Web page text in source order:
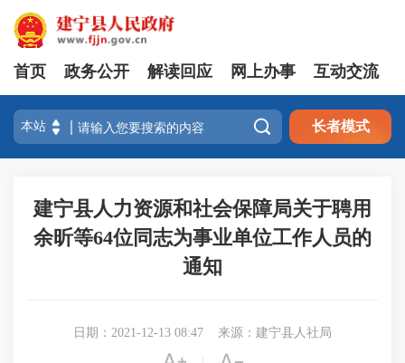
首页 政务公开 解读回应 网上办事 互动交流
 长者模式
建宁县人力资源和社会保障局关于聘用
余昕等64位同志为事业单位工作人员的
通知
日期：2021-12-13 08:47 来源：建宁县人社局